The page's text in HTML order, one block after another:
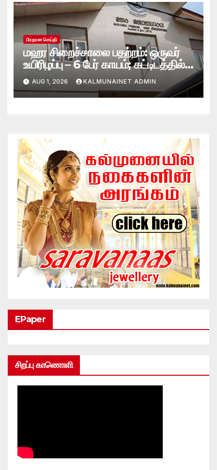
பிரதான செய்தி
மஹர சிறைச்சாலை பதற்றம்: ஒருவர்
உயிரிழப்பு – 6 பேர் காயம்; கட்டிடத்தில்
பாரிய தீ
AUG 1, 2026 KALMUNAINET ADMIN
EPaper
சிறப்பு காணொளி